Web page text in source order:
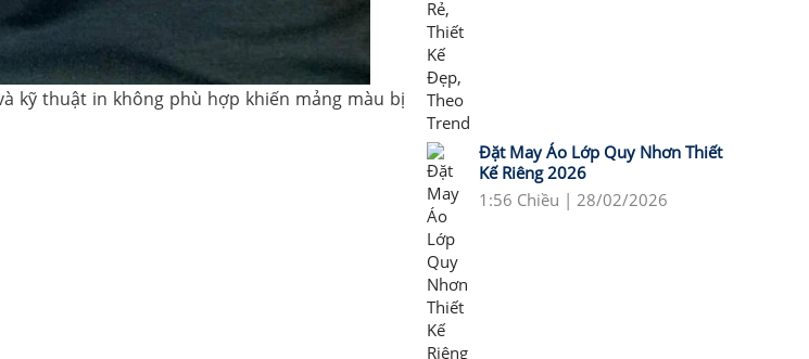
kỹ thuật in không phù hợp khiến mảng màu bị
Đặt May Áo Lớp Quy Nhơn Thiết
Kế Riêng 2026
1:56 Chiều | 28/02/2026